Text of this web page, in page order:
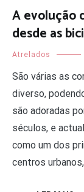
A evolução
desde as
Atrelados
São várias as
diverso,
são adoradas
séculos, e
como um dos
centros